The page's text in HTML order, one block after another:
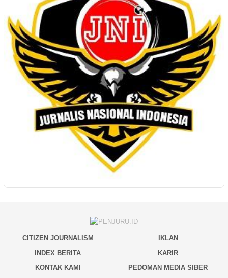
CITIZEN JOURNALISM
IKLAN
INDEX BERITA
KARIR
KONTAK KAMI
PEDOMAN MEDIA SIBER